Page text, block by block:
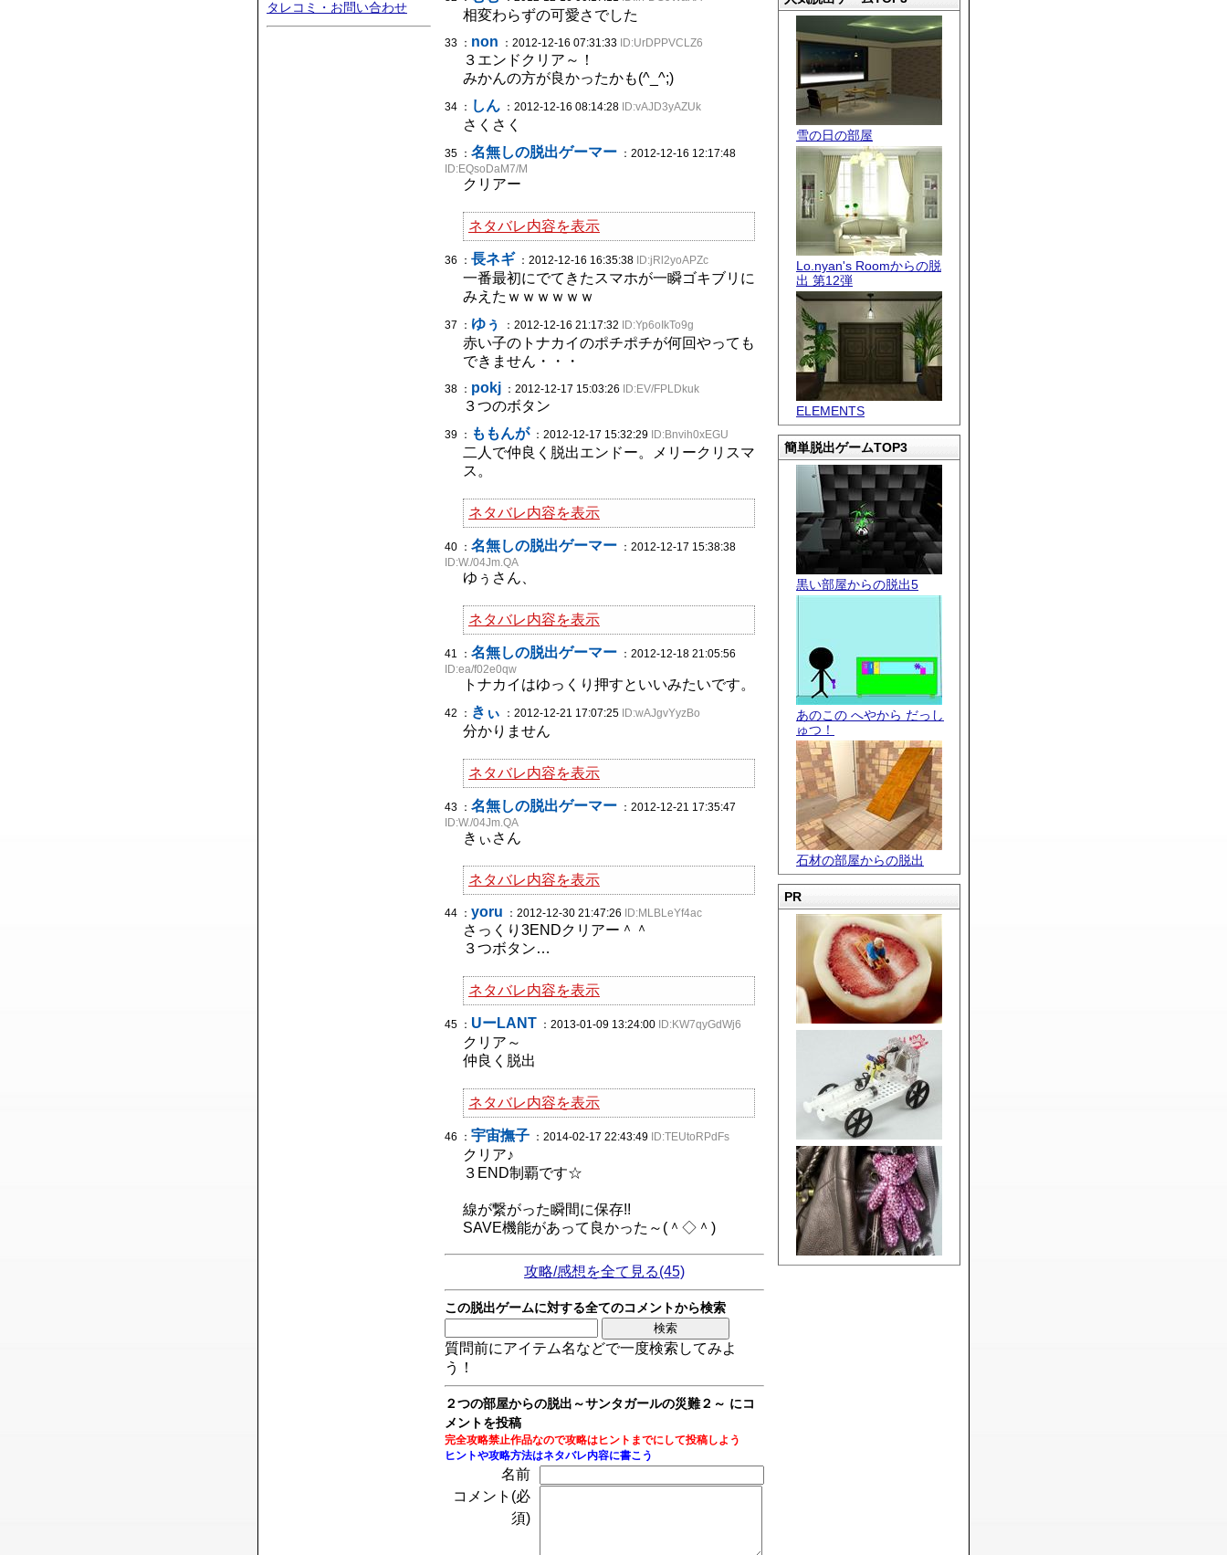
タレコミ・お問い合わせ
雪の日の部屋
Lo.nyan's Roomからの脱
出 第12弾
ELEMENTS
簡単脱出ゲームTOP3
黒い部屋からの脱出5
あのこの へやから だっし
ゅつ！
石材の部屋からの脱出
PR
相変わらずの可愛さでした
33 ： non ：2012-12-16 07:31:33 ID:UrDPPVCLZ6
３エンドクリア～！
みかんの方が良かったかも(^_^;)
34 ： しん ：2012-12-16 08:14:28 ID:vAJD3yAZUk
さくさく
35 ： 名無しの脱出ゲーマー ：2012-12-16 12:17:48
ID:EQsoDaM7/M
クリアー
ネタバレ内容を表示
36 ： 長ネギ ：2012-12-16 16:35:38 ID:jRl2yoAPZc
一番最初にでてきたスマホが一瞬ゴキブリに
みえたｗｗｗｗｗｗ
37 ： ゆぅ ：2012-12-16 21:17:32 ID:Yp6oIkTo9g
赤い子のトナカイのポチポチが何回やっても
できません・・・
38 ： pokj ：2012-12-17 15:03:26 ID:EV/FPLDkuk
３つのボタン
39 ： ももんが：2012-12-17 15:32:29 ID:Bnvih0xEGU
二人で仲良く脱出エンドー。メリークリスマ
ス。
ネタバレ内容を表示
40 ： 名無しの脱出ゲーマー ：2012-12-17 15:38:38
ID:W./04Jm.QA
ゆぅさん、
ネタバレ内容を表示
41 ： 名無しの脱出ゲーマー ：2012-12-18 21:05:56
ID:ea/f02e0qw
トナカイはゆっくり押すといいみたいです。
42 ： きぃ ：2012-12-21 17:07:25 ID:wAJgvYyzBo
分かりません
ネタバレ内容を表示
43 ： 名無しの脱出ゲーマー ：2012-12-21 17:35:47
ID:W./04Jm.QA
きぃさん
ネタバレ内容を表示
44 ： yoru ：2012-12-30 21:47:26 ID:MLBLeYf4ac
さっくり3ENDクリアー＾＾
３つボタン…
ネタバレ内容を表示
45 ： UーLANT ：2013-01-09 13:24:00 ID:KW7qyGdWj6
クリア～
仲良く脱出
ネタバレ内容を表示
46 ： 宇宙撫子 ：2014-02-17 22:43:49 ID:TEUtoRPdFs
クリア♪
３END制覇です☆
線が繋がった瞬間に保存!!
SAVE機能があって良かった～(＾◇＾)
攻略/感想を全て見る(45)
この脱出ゲームに対する全てのコメントから検索
質問前にアイテム名などで一度検索してみよ
う！
２つの部屋からの脱出～サンタガールの災難２～ にコ
メントを投稿
完全攻略禁止作品なので攻略はヒントまでにして投稿しよう
ヒントや攻略方法はネタバレ内容に書こう
名前
コメント(必
須)